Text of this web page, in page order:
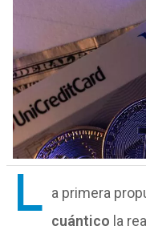
L a primera
cuántico la